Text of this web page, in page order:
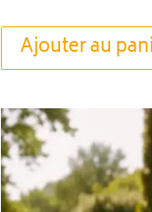
Ajouter au